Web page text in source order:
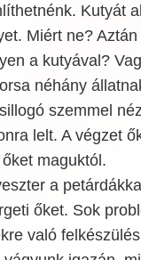
Kutyát
Miért ne?
a kutyával?
néhány
szemmel
lelt. A végzet
maguktól.
a
őket. Sok
való